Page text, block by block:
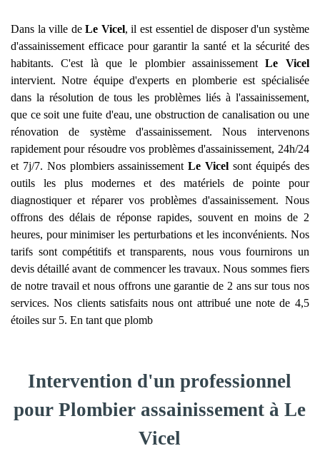
Dans la ville deLe Vicel, il est essentiel de disposer d'un système
d'assainissement efficace pour garantir la santé et la sécurité des
habitants. C'est là que le plombier assainissementLe Vicel
intervient. Notre équipe d'experts en plomberie est spécialisée
dans la résolution de tous les problèmes liés à l'assainissement,
que ce soit une fuite d'eau, une obstruction de canalisation ou une
rénovation de système d'assainissement. Nous intervenons
rapidement pour résoudre vos problèmes d'assainissement, 24h/24
et 7j/7. Nos plombiers assainissementLe Vicel sont équipés des
outils les plus modernes et des matériels de pointe pour
diagnostiquer et réparer vos problèmes d'assainissement. Nous
offrons des délais de réponse rapides, souvent en moins de 2
heures, pour minimiser les perturbations et les inconvénients. Nos
tarifs sont compétitifs et transparents, nous vous fournirons un
devis détaillé avant de commencer les travaux. Nous sommes fiers
de notre travail et nous offrons une garantie de 2 ans sur tous nos
services. Nos clients satisfaits nous ont attribué une note de 4,5
étoiles sur 5. En tant que plomb
Intervention d'un professionnel
pour Plombier assainissement à Le
Vicel